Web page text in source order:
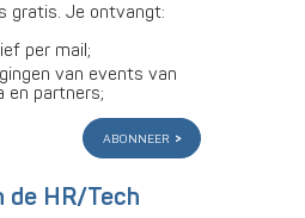
gratis. Je ontvangt:
per mail;
van events van
en partners;
abonneer
de HR/Tech